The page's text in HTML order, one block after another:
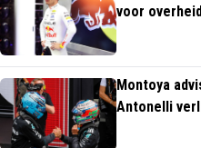
voor
Montoya
Antonelli